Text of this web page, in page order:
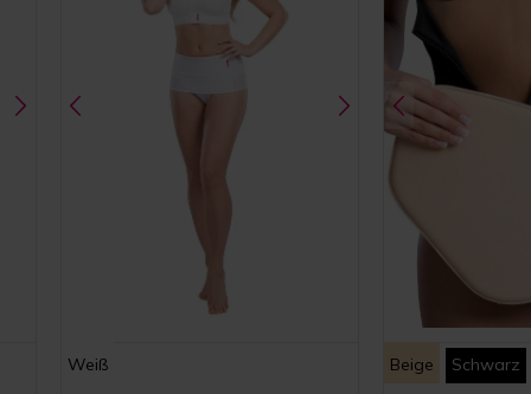
Weiß Beige Schwarz